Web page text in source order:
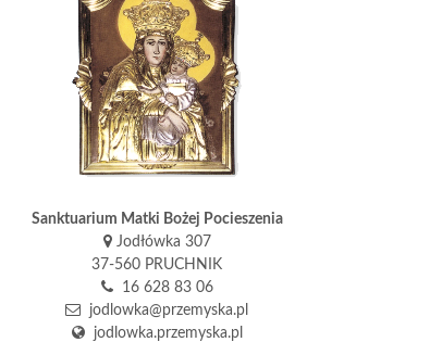
Sanktuarium Matki Bożej Pocieszenia
Jodłówka 307
37-560 PRUCHNIK
16 628 83 06
jodlowka@przemyska.pl
jodlowka.przemyska.pl